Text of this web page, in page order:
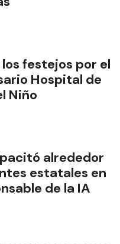
festejos por el
Hospital de
Niño
alrededor
estatales en
de la IA